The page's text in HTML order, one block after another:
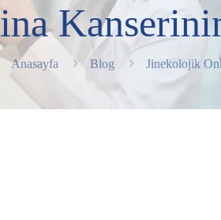
Anasayfa Blog Jinekolojik